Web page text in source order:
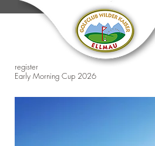
Early Morning Cup 2026
register